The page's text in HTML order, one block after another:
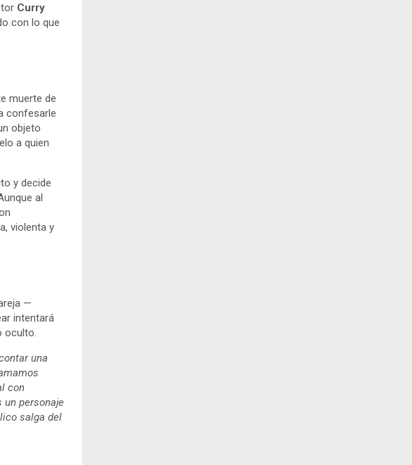
Curry
con lo que
muerte de
confesarle
objeto
a quien
y decide
al
violenta y
—
intentará
oculto.
una
con
un personaje
salga del